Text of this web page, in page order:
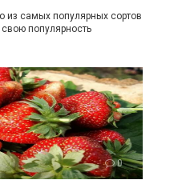
из самых популярных сортов
популярность
0